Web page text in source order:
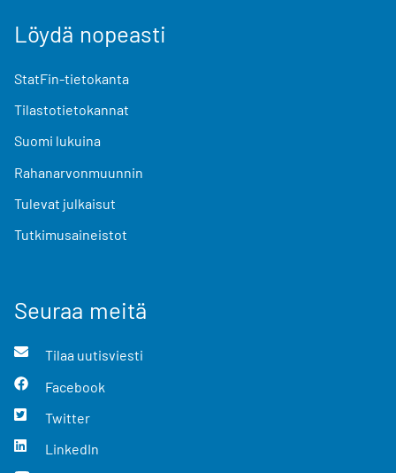
Löydä nopeasti
StatFin-tietokanta
Tilastotietokannat
Suomi lukuina
Rahanarvonmuunnin
Tulevat julkaisut
Tutkimusaineistot
Seuraa meitä
Tilaa uutisviesti
Facebook
Twitter
LinkedIn